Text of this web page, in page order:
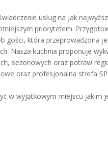
usług na jak
priorytetem.
gości, która przeprowadzona
Nasza kuchnia proponuje
sezonowych oraz potraw
oraz profesjonalna strefa
w wyjątkowym miejscu jakim